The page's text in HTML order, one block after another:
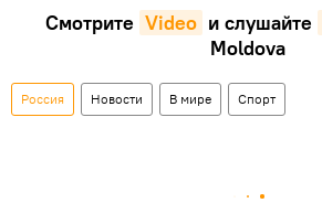
Смотрите Video и слушайте
Moldova
Россия Новости В мире Спорт